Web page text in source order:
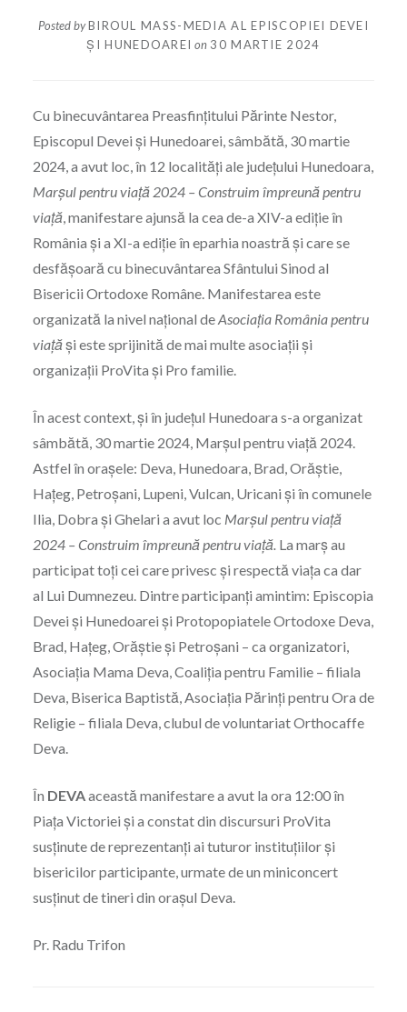
Posted byBIROUL MASS-MEDIA AL EPISCOPIEI DEVEI
ȘI HUNEDOAREI on 30 MARTIE 2024
Cu binecuvântarea Preasfinţitului Părinte Nestor,
Episcopul Devei și Hunedoarei, sâmbătă, 30 martie
2024, a avut loc, în 12 localități ale județului Hunedoara,
Marșul pentru viață 2024 – Construim împreună pentru
viață, manifestare ajunsă la cea de-a XIV-a ediție în
România şi a XI-a ediţie în eparhia noastră și care se
desfășoară cu binecuvântarea Sfântului Sinod al
Bisericii Ortodoxe Române. Manifestarea este
organizată la nivel național deAsociația România pentru
viațăși este sprijinită de mai multe asociații și
organizații ProVita și Pro familie.
În acest context, și în județul Hunedoara s-a organizat
sâmbătă, 30 martie 2024, Marşul pentru viață 2024.
Astfel în orașele: Deva, Hunedoara, Brad, Orăștie,
Hațeg, Petroșani, Lupeni, Vulcan, Uricani și în comunele
Ilia, Dobra şi Ghelari a avut loc Marșul pentru viață
2024 – Construim împreună pentru viață.La marș au
participat toți cei care privesc și respectă viața ca dar
al Lui Dumnezeu. Dintre participanți amintim: Episcopia
Devei și Hunedoarei şi Protopopiatele Ortodoxe Deva,
Brad, Hațeg, Orăștie și Petroșani – ca organizatori,
Asociația Mama Deva, Coaliția pentru Familie – filiala
Deva, Biserica Baptistă, Asociația Părinți pentru Ora de
Religie – filiala Deva, clubul de voluntariat Orthocaffe
Deva.
În DEVAaceastă manifestare a avut la ora 12:00 în
Piața Victoriei şi a constat din discursuri ProVita
susţinute de reprezentanţi ai tuturor instituţiilor şi
bisericilor participante, urmate de un miniconcert
susținut de tineri din oraşul Deva.
Pr. Radu Trifon